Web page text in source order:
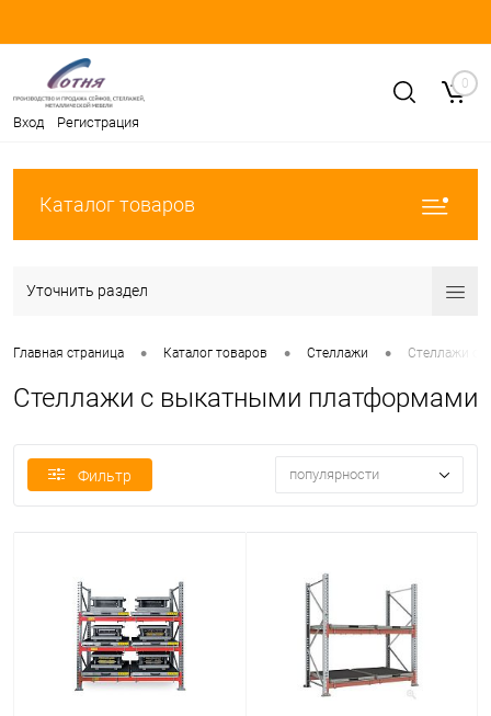
Вход Регистрация
0
Каталог товаров
Уточнить раздел
Главная страница • Каталог товаров • Стеллажи • Стеллажи с
Стеллажи с выкатными платформами
Фильтр популярности